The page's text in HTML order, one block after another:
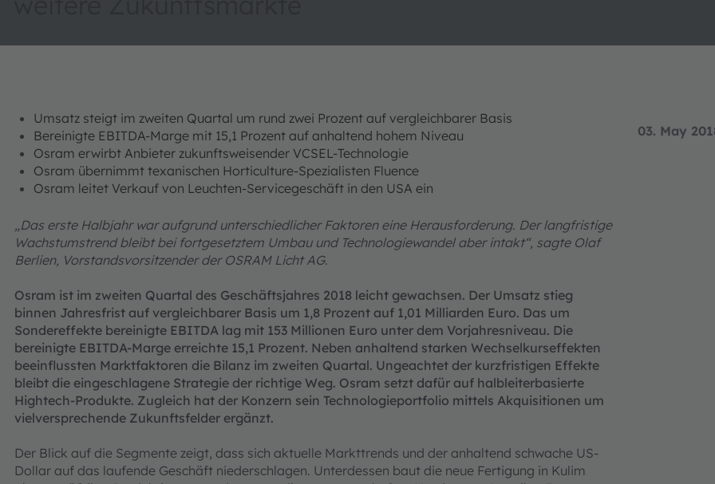
03. May
Umsatz steigt im zweiten Quartal um rund zwei Prozent auf vergleichbarer Basis
Bereinigte EBITDA-Marge mit 15,1 Prozent auf anhaltend hohem Niveau
Osram erwirbt Anbieter zukunftsweisender VCSEL-Technologie
Osram übernimmt texanischen Horticulture-Spezialisten Fluence
Osram leitet Verkauf von Leuchten-Servicegeschäft in den USA ein
„Das erste Halbjahr war aufgrund unterschiedlicher Faktoren eine Herausforderung. Der langfristige
Wachstumstrend bleibt bei fortgesetztem Umbau und Technologiewandel aber intakt“, sagte Olaf
Berlien, Vorstandsvorsitzender der OSRAM Licht AG.
Osram ist im zweiten Quartal des Geschäftsjahres 2018 leicht gewachsen. Der Umsatz stieg
binnen Jahresfrist auf vergleichbarer Basis um 1,8 Prozent auf 1,01 Milliarden Euro. Das um
Sondereffekte bereinigte EBITDA lag mit 153 Millionen Euro unter dem Vorjahresniveau. Die
bereinigte EBITDA-Marge erreichte 15,1 Prozent. Neben anhaltend starken Wechselkurseffekten
beeinflussten Marktfaktoren die Bilanz im zweiten Quartal. Ungeachtet der kurzfristigen Effekte
bleibt die eingeschlagene Strategie der richtige Weg. Osram setzt dafür auf halbleiterbasierte
Hightech-Produkte. Zugleich hat der Konzern sein Technologieportfolio mittels Akquisitionen um
vielversprechende Zukunftsfelder ergänzt.
Der Blick auf die Segmente zeigt, dass sich aktuelle Markttrends und der anhaltend schwache US-
Dollar auf das laufende Geschäft niederschlagen. Unterdessen baut die neue Fertigung in Kulim